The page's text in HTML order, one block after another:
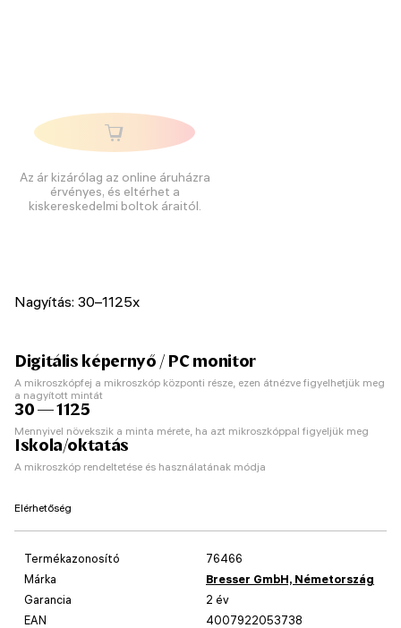
Az ár kizárólag az online áruházra
érvényes, és eltérhet a
kiskereskedelmi boltok áraitól.
Nagyítás: 30–1125x
Digitális képernyő / PC monitor
A mikroszkópfej a mikroszkóp központi része, ezen átnézve figyelhetjük meg
a nagyított mintát
30 — 1125
Mennyivel növekszik a minta mérete, ha azt mikroszkóppal figyeljük meg
Iskola/oktatás
A mikroszkóp rendeltetése és használatának módja
Elérhetőség
Termékazonosító
76466
Márka
Bresser GmbH, Németország
Garancia
2 év
EAN
4007922053738